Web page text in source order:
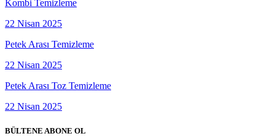
Kombi Temizleme
22 Nisan 2025
Petek Arası Temizleme
22 Nisan 2025
Petek Arası Toz Temizleme
22 Nisan 2025
BÜLTENE ABONE OL